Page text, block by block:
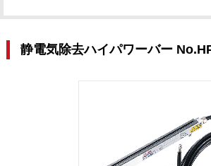
静電気除去ハイパワーバー